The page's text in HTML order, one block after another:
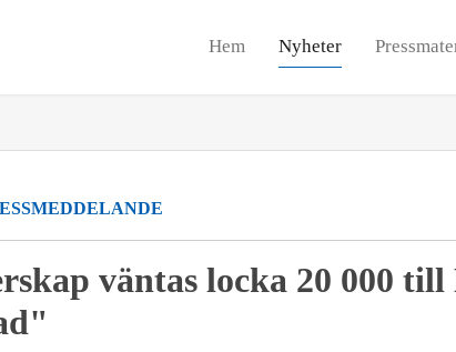
Hem Nyheter
väntas locka 20 000